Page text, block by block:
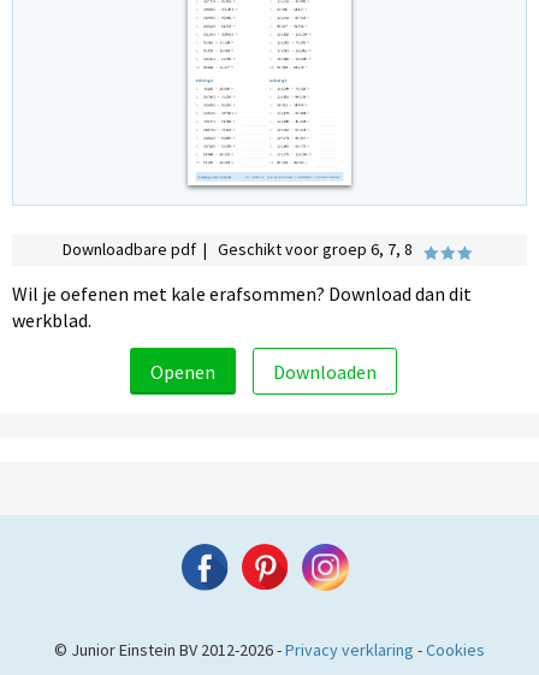
Downloadbare pdf | Geschikt voor groep 6, 7, 8
Wil je oefenen met kale erafsommen? Download dan dit
werkblad.
Openen Downloaden
© Junior Einstein BV 2012-2026 -Privacy verklaring -Cookies